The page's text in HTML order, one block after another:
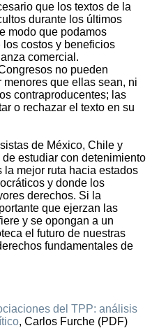
que los textos de la
durante los últimos
modo que podamos
costos y beneficios
comercial.
no pueden
que ellas sean, ni
contraproducentes; las
o rechazar el texto en su
de México, Chile y
estudiar con detenimiento
mejor ruta hacia estados
y donde los
derechos. Si la
que ejerzan las
y se opongan a un
el futuro de nuestras
fundamentales de
del TPP: análisis
, Carlos Furche (PDF)